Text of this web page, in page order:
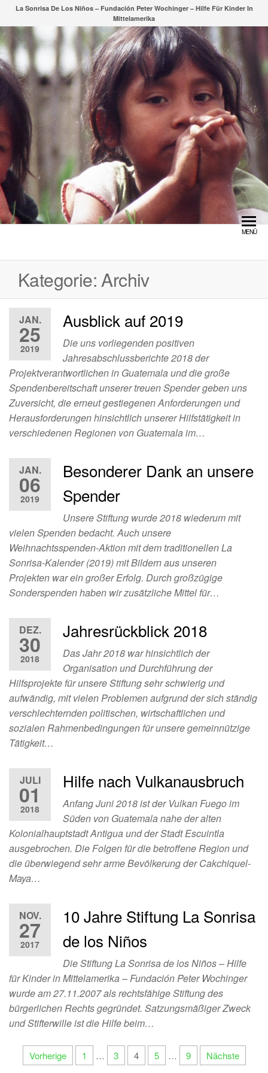
Zum
springen
La Sonrisa De Los Niños – Fundación Peter Wochinger – Hilfe Für Kinder In
Mittelamerika
MENÜ
Kategorie:Archiv
JAN.
25
2019
Ausblick auf 2019
Die uns vorliegenden positiven
Jahresabschlussberichte 2018 der
Projektverantwortlichen in Guatemala und die große
Spendenbereitschaft unserer treuen Spender geben uns
Zuversicht, die erneut gestiegenen Anforderungen und
Herausforderungen hinsichtlich unserer Hilfstätigkeit in
verschiedenen Regionen von Guatemala im…
JAN.
06
2019
Besonderer Dank an unsere
Spender
Unsere Stiftung wurde 2018 wiederum mit
vielen Spenden bedacht. Auch unsere
Weihnachtsspenden-Aktion mit dem traditionellen La
Sonrisa-Kalender (2019) mit Bildern aus unseren
Projekten war ein großer Erfolg. Durch großzügige
Sonderspenden haben wir zusätzliche Mittel für…
DEZ.
30
2018
Jahresrückblick 2018
Das Jahr 2018 war hinsichtlich der
Organisation und Durchführung der
Hilfsprojekte für unsere Stiftung sehr schwierig und
aufwändig, mit vielen Problemen aufgrund der sich ständig
verschlechternden politischen, wirtschaftlichen und
sozialen Rahmenbedingungen für unsere gemeinnützige
Tätigkeit…
JULI
01
2018
Hilfe nach Vulkanausbruch
Anfang Juni 2018 ist der Vulkan Fuego im
Süden von Guatemala nahe der alten
Kolonialhauptstadt Antigua und der Stadt Escuintla
ausgebrochen. Die Folgen für die betroffene Region und
die überwiegend sehr arme Bevölkerung der Cakchiquel-
Maya…
NOV.
27
2017
10 Jahre Stiftung La Sonrisa
de los Niños
Die Stiftung La Sonrisa de los Niños – Hilfe
für Kinder in Mittelamerika – Fundación Peter Wochinger
wurde am 27.11.2007 als rechtsfähige Stiftung des
bürgerlichen Rechts gegründet. Satzungsmäßiger Zweck
und Stifterwille ist die Hilfe beim…
Seitennummerierung
Vorherige 1 … 3 4 5 … 9 Nächste